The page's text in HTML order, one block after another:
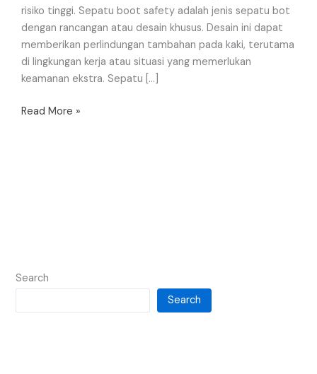
risiko tinggi. Sepatu boot safety adalah jenis sepatu bot
dengan rancangan atau desain khusus. Desain ini dapat
memberikan perlindungan tambahan pada kaki, terutama
di lingkungan kerja atau situasi yang memerlukan
keamanan ekstra. Sepatu […]
Read More »
Search
Search